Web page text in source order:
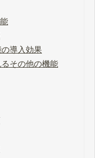
導入効果
その他の機能